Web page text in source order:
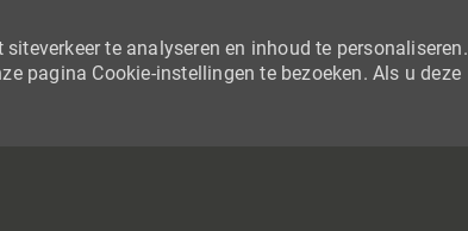
te analyseren en inhoud te personaliseren.
pagina Cookie-instellingen te bezoeken. Als u deze